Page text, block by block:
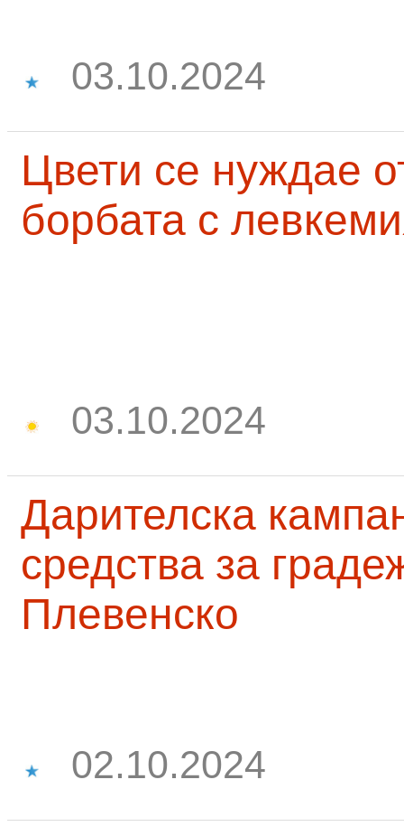
03.10.2024
Цвети се нуждае
борбата с
03.10.2024
Дарителска
средства за
Плевенско
02.10.2024